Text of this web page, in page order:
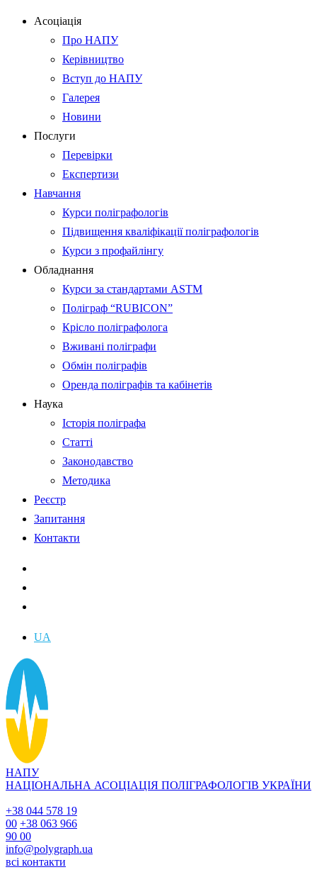
Асоціація
Про НАПУ
Керівництво
Вступ до НАПУ
Галерея
Новини
Послуги
Перевірки
Експертизи
Навчання
Курси поліграфологів
Підвищення кваліфікації поліграфологів
Курси з профайлінгу
Обладнання
Курси за стандартами ASTM
Поліграф “RUBICON”
Крісло поліграфолога
Вживані поліграфи
Обмін поліграфів
Оренда поліграфів та кабінетів
Наука
Історія поліграфа
Статті
Законодавство
Методика
Реєстр
Запитання
Контакти
UA
НАПУ
НАЦІОНАЛЬНА АСОЦІАЦІЯ ПОЛІГРАФОЛОГІВ УКРАЇНИ
+38 044 578 19
00 +38 063 966
90 00
info@polygraph.ua
всі контакти